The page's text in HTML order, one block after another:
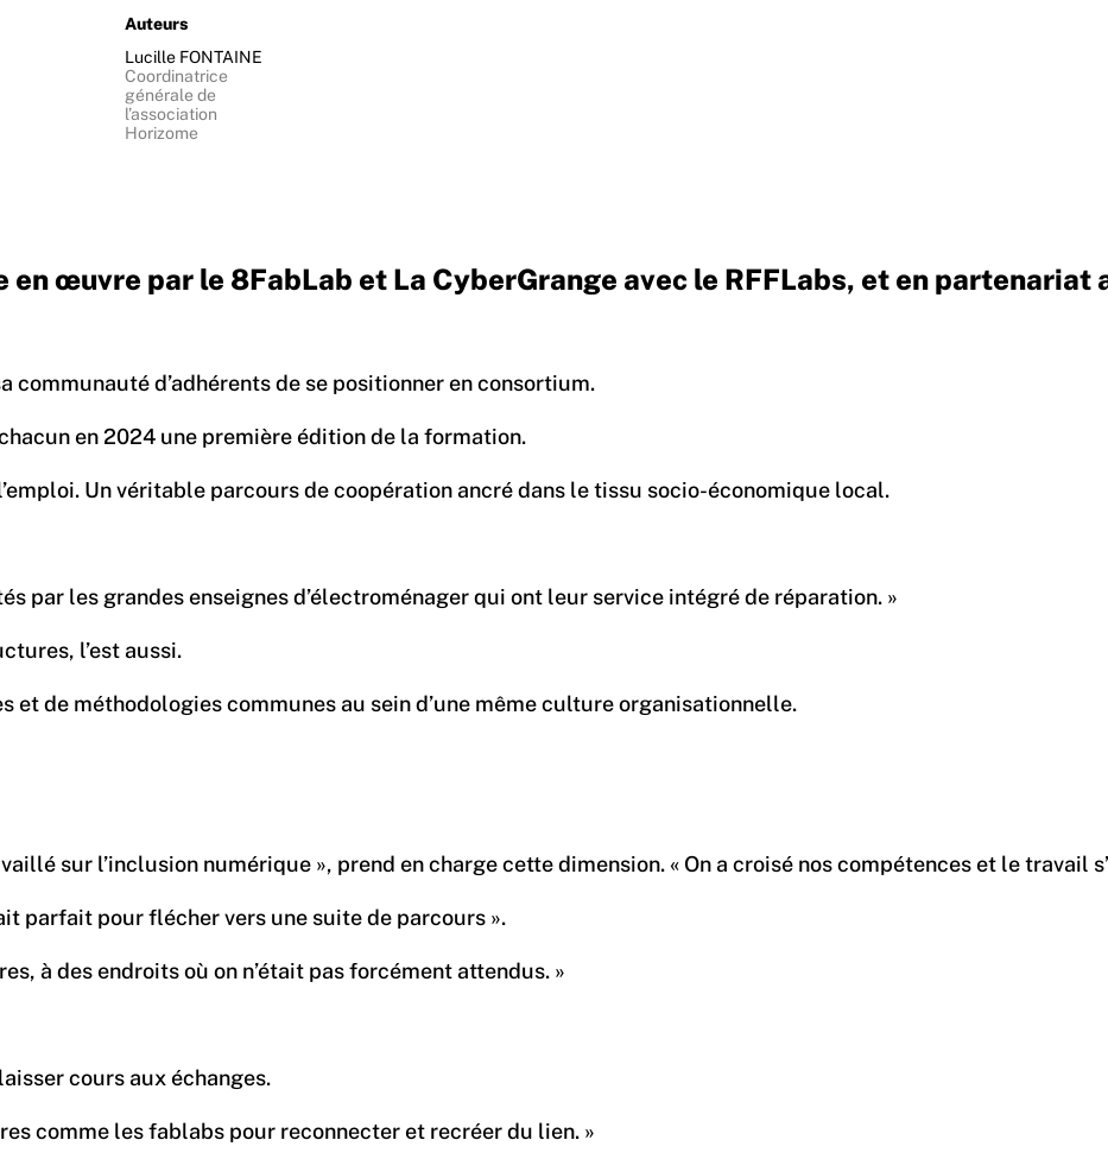
Auteurs
Lucille FONTAINE
Coordinatrice
générale de
l’association
Horizome
par le 8FabLab et La CyberGrange avec le RFFLabs, et en
communauté d’adhérents de se positionner en consortium.
en 2024 une première édition de la formation.
Un véritable parcours de coopération ancré dans le tissu socio-économique local.
par les grandes enseignes d’électroménager qui ont leur service intégré de réparation. »
l’est aussi.
de méthodologies communes au sein d’une même culture organisationnelle.
sur l’inclusion numérique », prend en charge cette dimension. « On a croisé nos compétences et le
parfait pour flécher vers une suite de parcours ».
à des endroits où on n’était pas forcément attendus. »
cours aux échanges.
comme les fablabs pour reconnecter et recréer du lien. »